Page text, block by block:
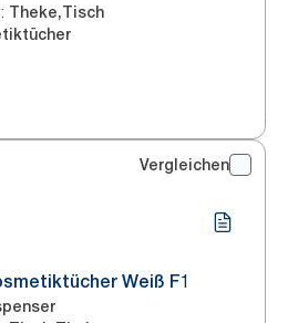
: Theke,Tisch
Vergleichen
Weiß F1